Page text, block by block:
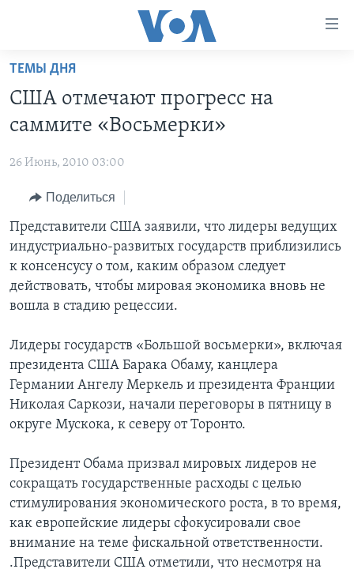
Перейти
основной
контент
навигации
Перейти
поиск
НОВОСТИ ЗА МИНУТУ
ИТОГИ
ПОЧЕМУ ЭТО ВАЖНО?
ДИСКУССИЯ VOA
ДЕТАЛИ
НЬЮ-ЙОРК NEW YORK
АМЕРИКА. БОЛЬШОЕ ПУТЕШЕСТВИЕ
УЧИМ АНГЛИЙСКИЙ
НАША АМЕРИКАНСКАЯ ИСТОРИЯ
А КАК В АМЕРИКЕ?
АРТЕФАКТЫ
АМЕРИКАНСКИЕ ГОРОДКИ
ТЕСТЫ
ЭКСПЕРТИЗА
ИНТЕРВЬЮ
ФАКТЫ ПРОТИВ ФЕЙКОВ
ЗА СВОБОДУ ПРЕССЫ
УЧИМ АНГЛИЙСКИЙ
ВИДЕО
ПОДПИСКА НА НОВОСТИ
Learning English
СОЦИАЛЬНЫЕ СЕТИ
Языки
ТЕМЫ ДНЯ
США отмечают прогресс на
саммите «Восьмерки»
26 Июнь, 2010 03:00
Поделиться
Представители США заявили, что лидеры ведущих
индустриально-развитых государств приблизились
к консенсусу о том, каким образом следует
действовать, чтобы мировая экономика вновь не
вошла в стадию рецессии.
Лидеры государств «Большой восьмерки», включая
президента США Барака Обаму, канцлера
Германии Ангелу Меркель и президента Франции
Николая Саркози, начали переговоры в пятницу в
округе Мускока, к северу от Торонто.
Президент Обама призвал мировых лидеров не
сокращать государственные расходы с целью
стимулирования экономического роста, в то время,
как европейские лидеры сфокусировали свое
внимание на теме фискальной ответственности.
.Представители США отметили, что несмотря на